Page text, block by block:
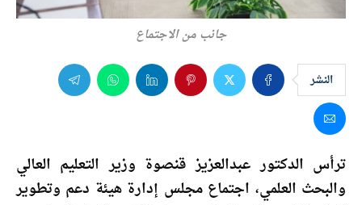
جانب من الاجتماع
النشر
ترأس الدكتور عبدالعزيز قنصوة وزير التعليم العالي
والبحث العلمي، اجتماع مجلس إدارة هيئة دعم وتطوير